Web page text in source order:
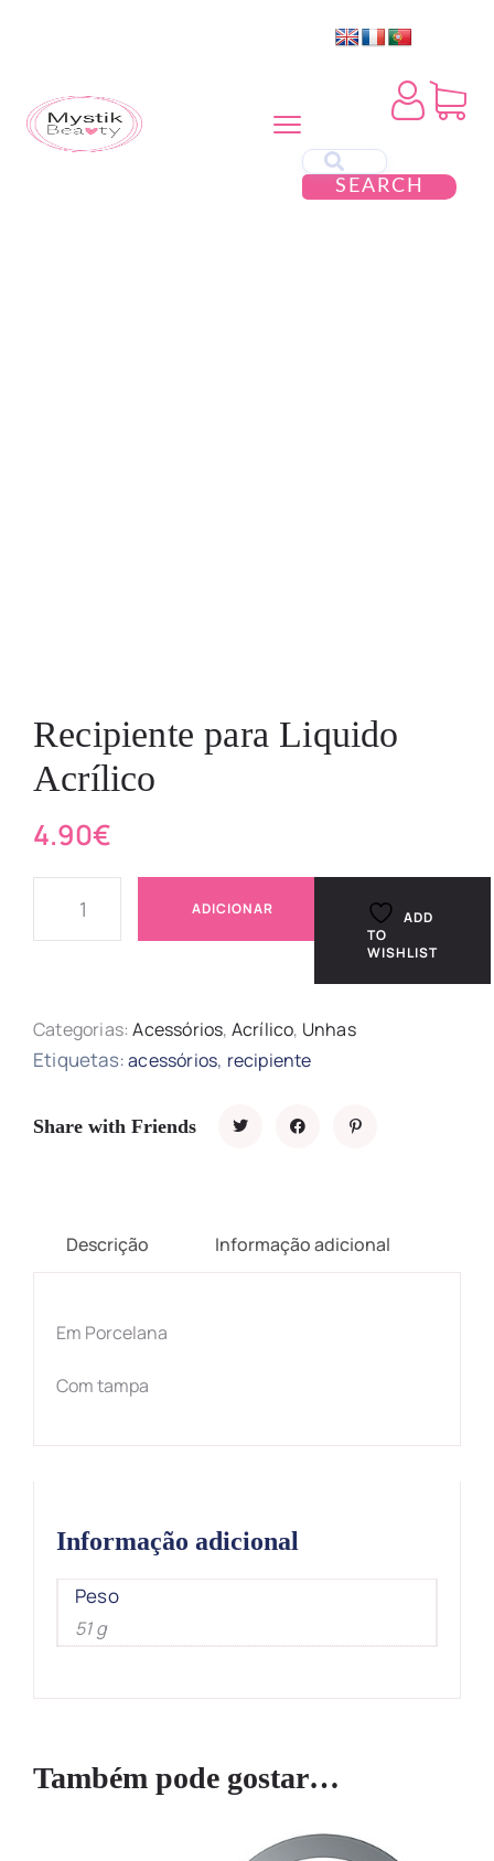
SEARCH
Recipiente para Liquido
Acrílico
4.90€
ADICIONAR
ADD
TO
WISHLIST
Categorias:Acessórios, Acrílico, Unhas
Etiquetas:acessórios, recipiente
Share with Friends
Descrição Informação adicional
Em Porcelana
Com tampa
Informação adicional
Peso
51 g
Também pode gostar…